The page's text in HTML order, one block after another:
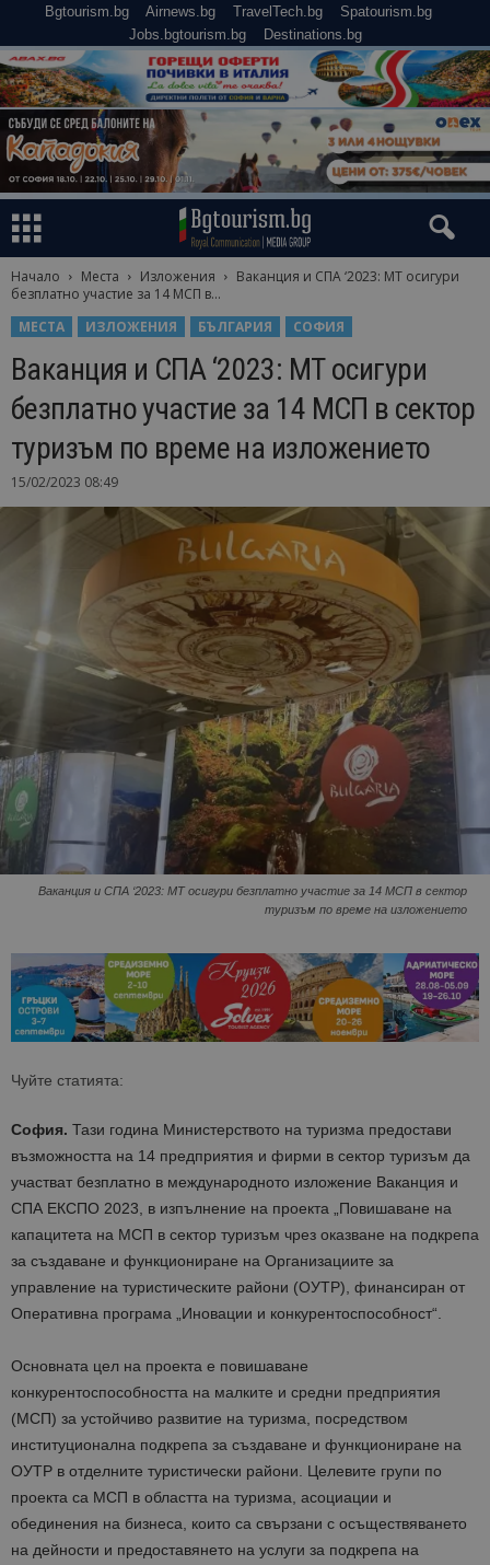
Bgtourism.bg Airnews.bg TravelTech.bg
Spatourism.bg
Jobs.bgtourism.bg
Destinations.bg
Начало Места Изложения
Ваканция и СПА ‘2023: МТ осигури
безплатно участие за 14 МСП в...
МЕСТА
ИЗЛОЖЕНИЯ БЪЛГАРИЯ СОФИЯ
Ваканция и СПА ‘2023: МТ осигури
безплатно участие за 14 МСП в сектор
туризъм по време на изложението
15/02/2023 08:49
Ваканция и СПА ‘2023: МТ осигури безплатно участие за 14 МСП в сектор
туризъм по време на изложението
Чуйте статията:
София. Тази година Министерството на туризма предостави
възможността на 14 предприятия и фирми в сектор туризъм да
участват безплатно в международното изложение Ваканция и
СПА ЕКСПО 2023, в изпълнение на проекта „Повишаване на
капацитета на МСП в сектор туризъм чрез оказване на подкрепа
за създаване и функциониране на Организациите за
управление на туристическите райони (ОУТР), финансиран от
Оперативна програма „Иновации и конкурентоспособност“.
Основната цел на проекта е повишаване
конкурентоспособността на малките и средни предприятия
(МСП) за устойчиво развитие на туризма, посредством
институционална подкрепа за създаване и функциониране на
ОУТР в отделните туристически райони. Целевите групи по
проекта са МСП в областта на туризма, асоциации и
обединения на бизнеса, които са свързани с осъществяването
на дейности и предоставянето на услуги за подкрепа на